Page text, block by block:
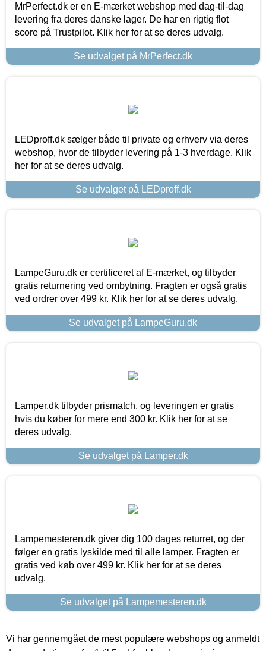
MrPerfect.dk er en E-mærket webshop med dag-til-dag
levering fra deres danske lager. De har en rigtig flot
score på Trustpilot. Klik her for at se deres udvalg.
Se udvalget på MrPerfect.dk
LEDproff.dk sælger både til private og erhverv via deres
webshop, hvor de tilbyder levering på 1-3 hverdage. Klik
her for at se deres udvalg.
Se udvalget på LEDproff.dk
LampeGuru.dk er certificeret af E-mærket, og tilbyder
gratis returnering ved ombytning. Fragten er også gratis
ved ordrer over 499 kr. Klik her for at se deres udvalg.
Se udvalget på LampeGuru.dk
Lamper.dk tilbyder prismatch, og leveringen er gratis
hvis du køber for mere end 300 kr. Klik her for at se
deres udvalg.
Se udvalget på Lamper.dk
Lampemesteren.dk giver dig 100 dages returret, og der
følger en gratis lyskilde med til alle lamper. Fragten er
gratis ved køb over 499 kr. Klik her for at se deres
udvalg.
Se udvalget på Lampemesteren.dk
Vi har gennemgået de mest populære webshops og anmeldt